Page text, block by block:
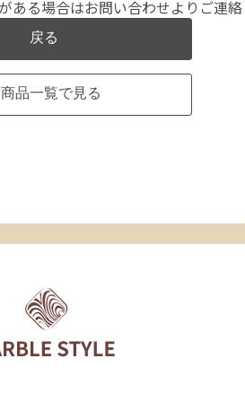
る場合はお問い合わせよりご連絡
戻る
品一覧で見る